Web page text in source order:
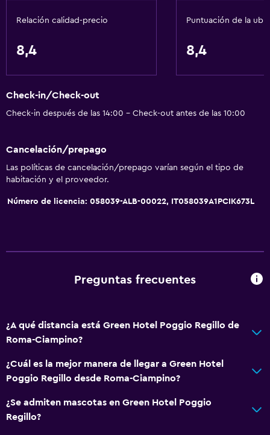
Relación calidad-precio
8,4
Puntuación de la
8,4
Check-in/Check-out
Check-in después de las 14:00 - Check-out antes de las 10:00
Cancelación/prepago
Las políticas de cancelación/prepago varían según el tipo de
habitación y el proveedor.
Número de licencia: 058039-ALB-00022, IT058039A1PCIK673L
Preguntas frecuentes
¿A qué distancia está Green Hotel Poggio Regillo de
Roma-Ciampino?
¿Cuál es la mejor manera de llegar a Green Hotel
Poggio Regillo desde Roma-Ciampino?
¿Se admiten mascotas en Green Hotel Poggio
Regillo?